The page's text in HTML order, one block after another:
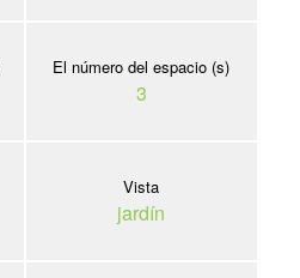
El número del espacio (s)
3
Vista
jardín